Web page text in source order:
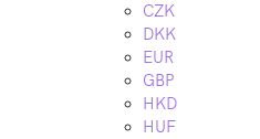
CZK
DKK
EUR
GBP
HKD
HUF